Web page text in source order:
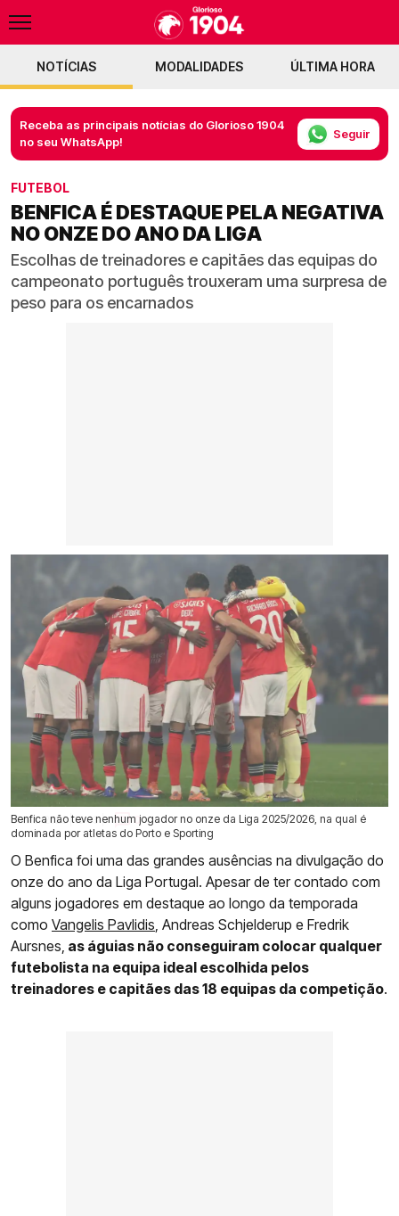
NOTÍCIAS MODALIDADES ÚLTIMA HORA
Receba as principais notícias do Glorioso 1904
no seu WhatsApp!
Seguir
FUTEBOL
BENFICA É DESTAQUE PELA NEGATIVA
NO ONZE DO ANO DA LIGA
Escolhas de treinadores e capitães das equipas do
campeonato português trouxeram uma surpresa de
peso para os encarnados
Benfica não teve nenhum jogador no onze da Liga 2025/2026, na qual é
dominada por atletas do Porto e Sporting
31 Mai 2026 | 10:43 | 0
O Benfica foi uma das grandes ausências na divulgação do
onze do ano da Liga Portugal. Apesar de ter contado com
alguns jogadores em destaque ao longo da temporada
como Vangelis Pavlidis, Andreas Schjelderup e Fredrik
Aursnes, as águias não conseguiram colocar qualquer
futebolista na equipa ideal escolhida pelos
treinadores e capitães das 18 equipas da competição.